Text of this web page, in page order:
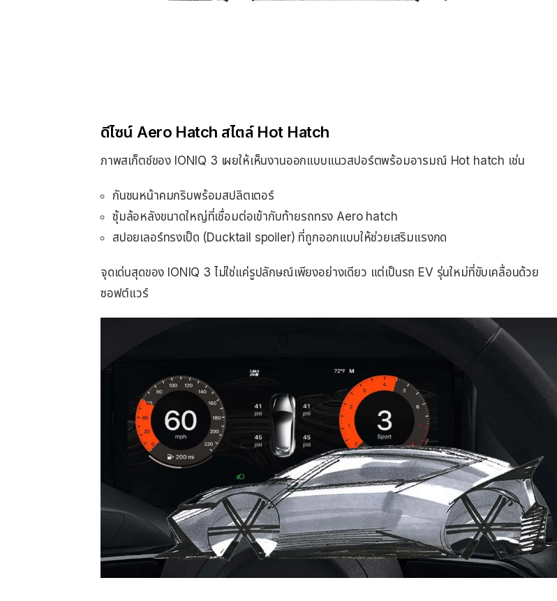
ดีไซน์ Aero Hatch สไตล์ Hot Hatch
ภาพสเก็ตช์ของ IONIQ 3 เผยให้เห็นงานออกแบบแนวสปอร์ตพร้อมอารมณ์ Hot hatch เช่น
กันชนหน้าคมกริบพร้อมสปลิตเตอร์
ซุ้มล้อหลังขนาดใหญ่ที่เชื่อมต่อเข้ากับท้ายรถทรง Aero hatch
สปอยเลอร์ทรงเป็ด (Ducktail spoiler) ที่ถูกออกแบบให้ช่วยเสริมแรงกด
จุดเด่นสุดของ IONIQ 3 ไม่ใช่แค่รูปลักษณ์เพียงอย่างเดียว แต่เป็นรถ EV รุ่นใหม่ที่ขับเคลื่อนด้วย
ซอฟต์แวร์